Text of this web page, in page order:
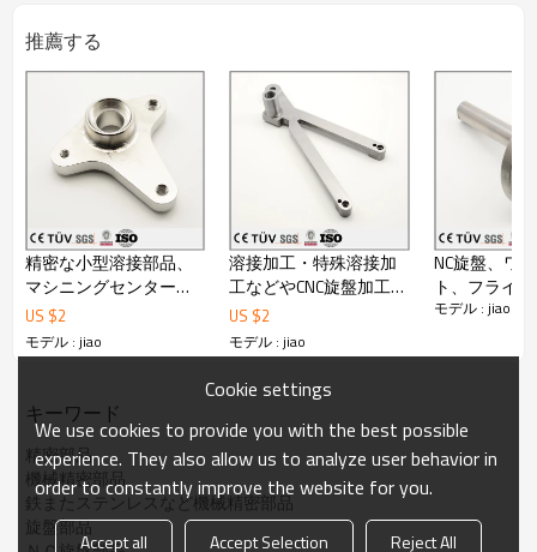
○検査にも、日本製のミツトヨ工具顕微鏡、ハイトゲー
ジ、高さゲージ、
00級大理石定番、栓ゲージ、ネジゲージなど普通の検査
道具を揃っております。
部品が全数検査を行っております。
○日本語と英語にも対応できます。
○弊社は輸出ライセンスを持っております。
○OEM: 可
○最小ロット数:1 pcs納期:発注後 15日間 (1pcs 発注時)
○引渡し条件:FOB dalian、CIF、DDU、DDP
○支払い条件:T/T、Paypal
○決済可能な通貨:日本円、米ドル
○その他の条件:仕様書:有 、包装:有 、梱包:有 、製品写真:
有 、サンプル提供:有
○タイプ: 製品販売
○生産地: 中国大陸 遼寧省
●詳しくはカタログをダウンロードもしくはお問い合わ
せ下さい。
推薦する
精密な小型溶接部品、
マシニングセンター加
工の金属機械パーツ
US $2
モデル : jiao
溶接加工・特殊溶接加
工などやCNC旋盤加工な
どの機械加工.
US $2
モデル : jiao
NC旋盤、ワ
ト、フライ
切削加工、
モデル : jiao
キーワード
精密部品
機械精密部品
鉄またステンレスなど機械精密部品
旋盤部品
Cookie settings
We use cookies to provide you with the best possible
experience. They also allow us to analyze user behavior in
order to constantly improve the website for you.
Accept all Accept Selection Reject All